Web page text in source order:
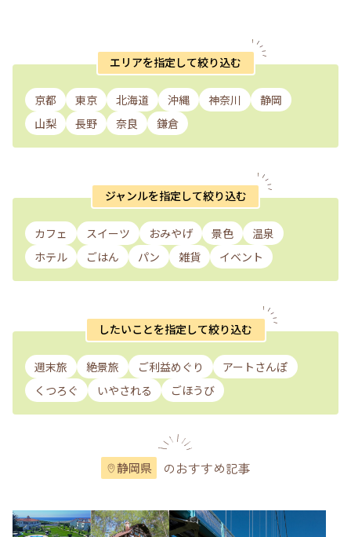
エリアを指定して絞り込む
京都 東京 北海道 沖縄 神奈川
静岡
山梨
長野 奈良 鎌倉
ジャンルを指定して絞り込む
カフェ スイーツ おみやげ 景色
温泉
ホテル
ごはん パン 雑貨 イベント
したいことを指定して絞り込む
週末旅 絶景旅 ご利益めぐり
アートさんぽ
くつろぐ
いやされる ごほうび
静岡県 のおすすめ記事